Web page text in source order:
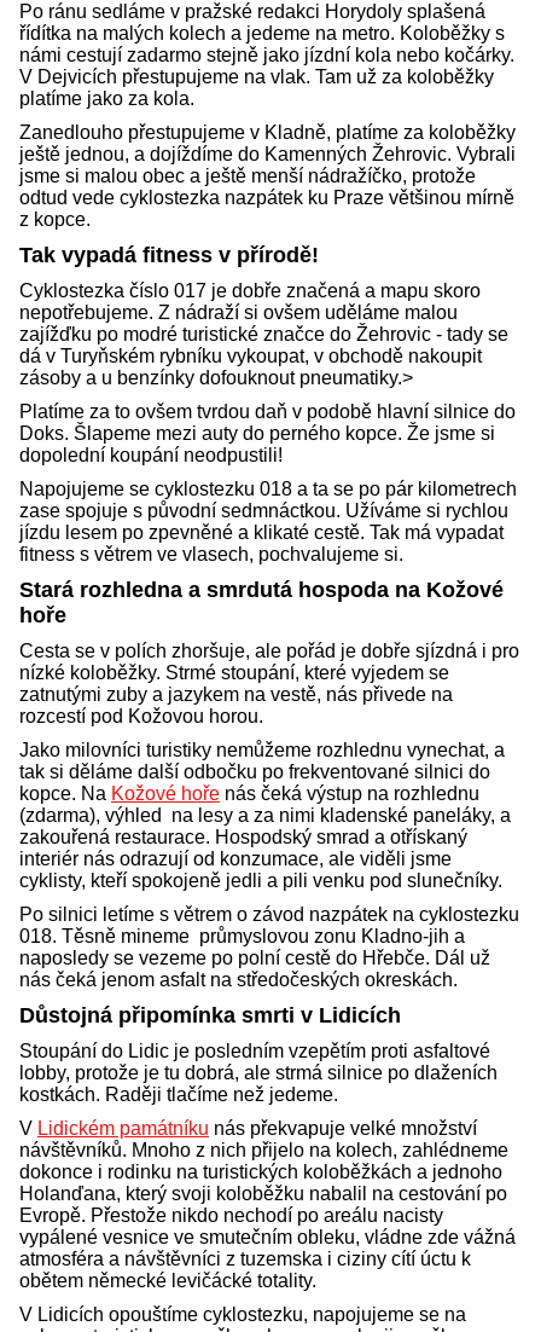
Po ránu sedláme v pražské redakci Horydoly splašená
řídítka na malých kolech a jedeme na metro. Koloběžky s
námi cestují zadarmo stejně jako jízdní kola nebo kočárky.
V Dejvicích přestupujeme na vlak. Tam už za koloběžky
platíme jako za kola.
Zanedlouho přestupujeme v Kladně, platíme za koloběžky
ještě jednou, a dojíždíme do Kamenných Žehrovic. Vybrali
jsme si malou obec a ještě menší nádražíčko, protože
odtud vede cyklostezka nazpátek ku Praze většinou mírně
z kopce.
Tak vypadá fitness v přírodě!
Cyklostezka číslo 017 je dobře značená a mapu skoro
nepotřebujeme. Z nádraží si ovšem uděláme malou
zajížďku po modré turistické značce do Žehrovic - tady se
dá v Turyňském rybníku vykoupat, v obchodě nakoupit
zásoby a u benzínky dofouknout pneumatiky.>
Platíme za to ovšem tvrdou daň v podobě hlavní silnice do
Doks. Šlapeme mezi auty do perného kopce. Že jsme si
dopolední koupání neodpustili!
Napojujeme se cyklostezku 018 a ta se po pár kilometrech
zase spojuje s původní sedmnáctkou. Užíváme si rychlou
jízdu lesem po zpevněné a klikaté cestě. Tak má vypadat
fitness s větrem ve vlasech, pochvalujeme si.
Stará rozhledna a smrdutá hospoda na Kožové
hoře
Cesta se v polích zhoršuje, ale pořád je dobře sjízdná i pro
nízké koloběžky. Strmé stoupání, které vyjedem se
zatnutými zuby a jazykem na vestě, nás přivede na
rozcestí pod Kožovou horou.
Jako milovníci turistiky nemůžeme rozhlednu vynechat, a
tak si děláme další odbočku po frekventované silnici do
kopce. Na Kožové hoře nás čeká výstup na rozhlednu
(zdarma), výhled na lesy a za nimi kladenské paneláky, a
zakouřená restaurace. Hospodský smrad a otřískaný
interiér nás odrazují od konzumace, ale viděli jsme
cyklisty, kteří spokojeně jedli a pili venku pod slunečníky.
Po silnici letíme s větrem o závod nazpátek na cyklostezku
018. Těsně mineme průmyslovou zonu Kladno-jih a
naposledy se vezeme po polní cestě do Hřebče. Dál už
nás čeká jenom asfalt na středočeských okreskách.
Důstojná připomínka smrti v Lidicích
Stoupání do Lidic je posledním vzepětím proti asfaltové
lobby, protože je tu dobrá, ale strmá silnice po dlaženích
kostkách. Raději tlačíme než jedeme.
V Lidickém památníku nás překvapuje velké množství
návštěvníků. Mnoho z nich přijelo na kolech, zahlédneme
dokonce i rodinku na turistických koloběžkách a jednoho
Holanďana, který svoji koloběžku nabalil na cestování po
Evropě. Přestože nikdo nechodí po areálu nacisty
vypálené vesnice ve smutečním obleku, vládne zde vážná
atmosféra a návštěvníci z tuzemska i ciziny cítí úctu k
obětem německé levičácké totality.
V Lidicích opouštíme cyklostezku, napojujeme se na